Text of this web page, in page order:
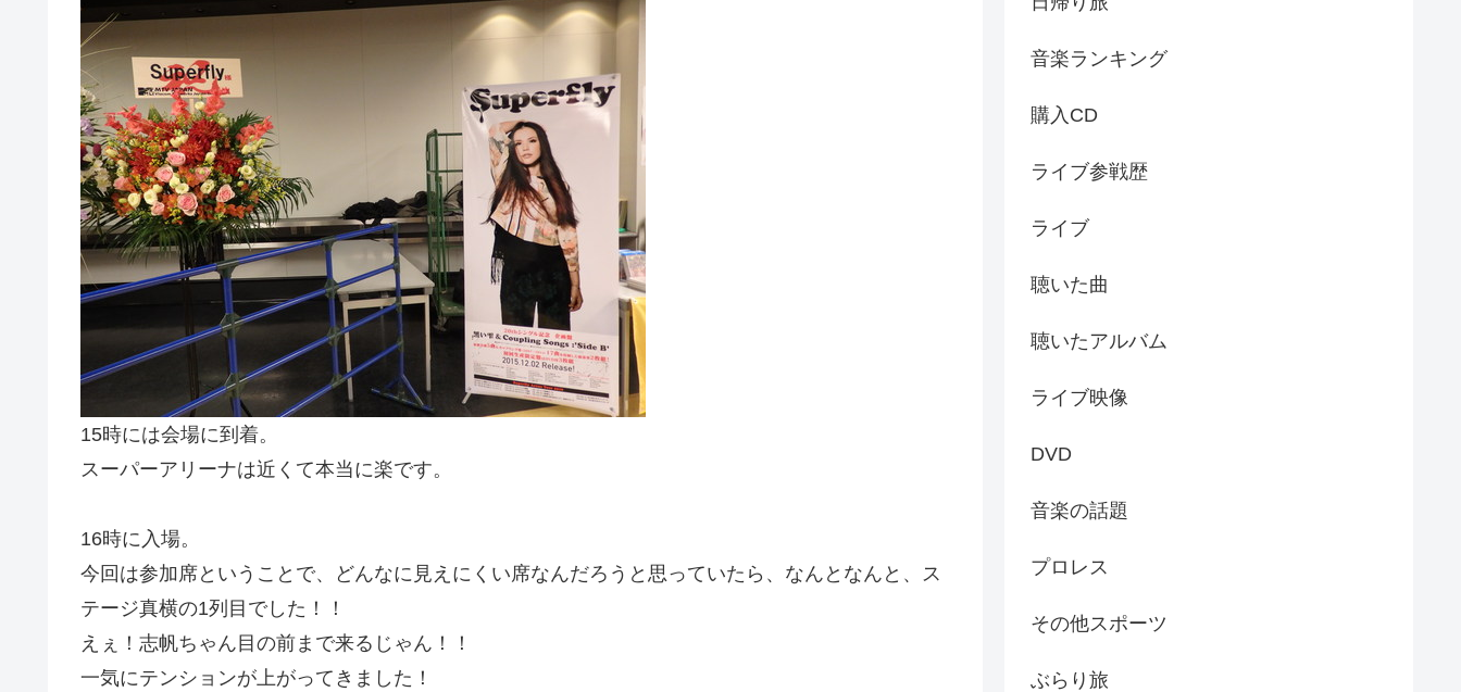
15時には会場に到着。
スーパーアリーナは近くて本当に楽です。
16時に入場。
今回は参加席ということで、どんなに見えにくい席なんだろうと思っていたら、なんとなんと、ス
テージ真横の1列目でした！！
えぇ！志帆ちゃん目の前まで来るじゃん！！
一気にテンションが上がってきました！
音楽ランキング
購入CD
ライブ参戦歴
ライブ
聴いた曲
聴いたアルバム
ライブ映像
DVD
音楽の話題
プロレス
その他スポーツ
ぶらり旅